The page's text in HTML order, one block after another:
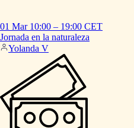
01 Mar 10:00 – 19:00 CET
Jornada en la naturaleza
Yolanda V